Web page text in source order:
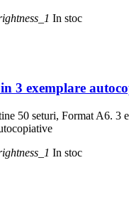
In stoc
3 exemplare
50 seturi, Format A6. 3
In stoc